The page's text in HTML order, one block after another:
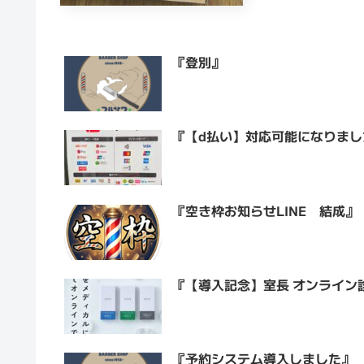
『登別』
『【d払い】対応可能になりまし
『空き枠お知らせLINE 結成』
『【導入記念】室長 オンライン
『予約システム導入しました』